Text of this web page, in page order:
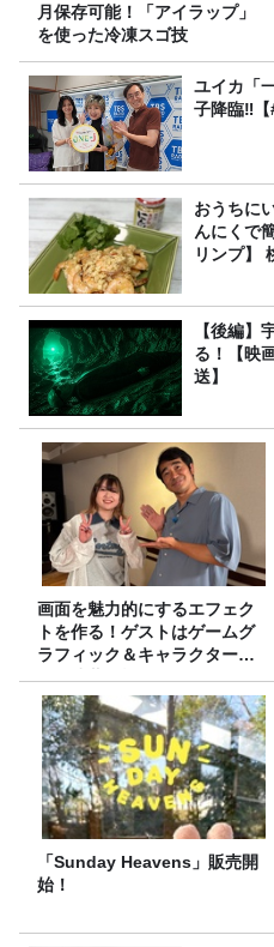
月保存可能！「アイラップ」
を使った冷凍スゴ技
ユイカ「
子降臨‼【
おうちに
んにくで
リンプ】
【後編】
る！【映
送】
画面を魅力的にするエフェク
トを作る！ゲストはゲームグ
ラフィック＆キャラクター専
攻の遠藤里桜さん！
「Sunday Heavens」販売開
始！